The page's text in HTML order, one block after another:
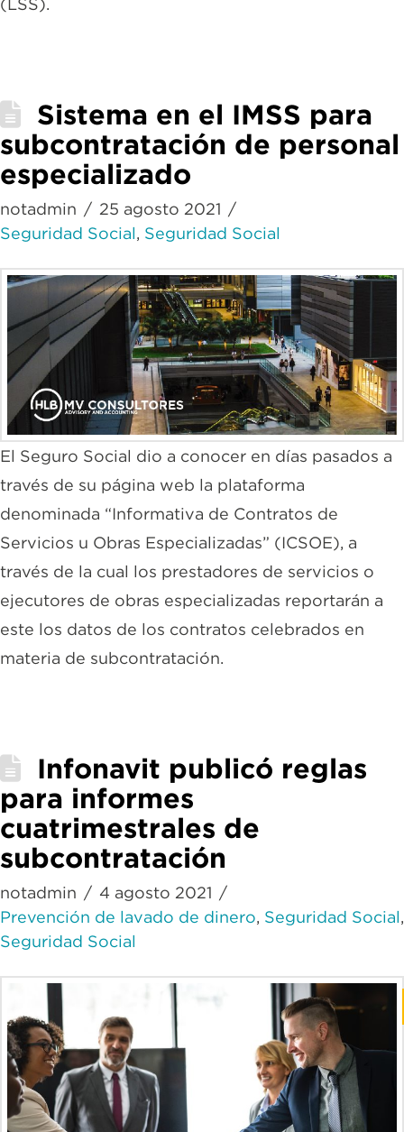
(LSS).
Sistema en el IMSS para
subcontratación de personal
especializado
notadmin
25 agosto 2021
Seguridad Social, Seguridad Social
El Seguro Social dio a conocer en días pasados a
través de su página web la plataforma
denominada “Informativa de Contratos de
Servicios u Obras Especializadas” (ICSOE), a
través de la cual los prestadores de servicios o
ejecutores de obras especializadas reportarán a
este los datos de los contratos celebrados en
materia de subcontratación.
Infonavit publicó reglas
para informes
cuatrimestrales de
subcontratación
notadmin
4 agosto 2021
Prevención de lavado de dinero, Seguridad Social,
Seguridad Social